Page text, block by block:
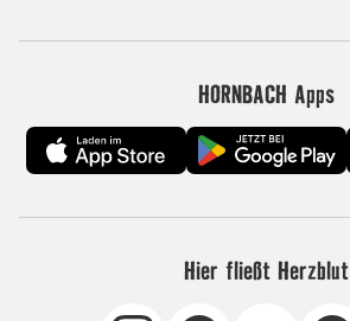
HORNBACH Apps
Hier fließt Herzblut